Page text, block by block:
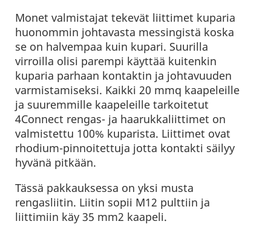
Monet valmistajat tekevät liittimet kuparia
huonommin johtavasta messingistä koska
se on halvempaa kuin kupari. Suurilla
virroilla olisi parempi käyttää kuitenkin
kuparia parhaan kontaktin ja johtavuuden
varmistamiseksi. Kaikki 20 mmq kaapeleille
ja suuremmille kaapeleille tarkoitetut
4Connect rengas- ja haarukkaliittimet on
valmistettu 100% kuparista. Liittimet ovat
rhodium-pinnoitettuja jotta kontakti säilyy
hyvänä pitkään.
Tässä pakkauksessa on yksi musta
rengasliitin. Liitin sopii M12 pulttiin ja
liittimiin käy 35 mm2 kaapeli.